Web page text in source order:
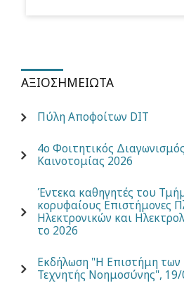
ΑΞΙΟΣΗΜΕΊΩΤΑ
Πύλη Αποφοίτων DIT
4ο Φοιτητικός
Καινοτομίας 2026
Έντεκα καθηγητές του
κορυφαίους Επιστήμονες
Ηλεκτρονικών και
το 2026
Εκδήλωση "Η Επιστήμη
Τεχνητής Νοημοσύνης",